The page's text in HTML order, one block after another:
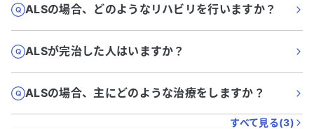
ALSの場合、どのようなリハビリを行いますか？
ALSが完治した人はいますか？
ALSの場合、主にどのような治療をしますか？
すべて見る(3)